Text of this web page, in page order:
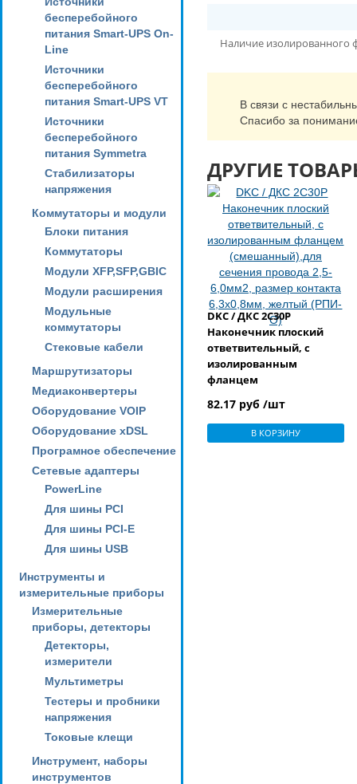
бесперебойного
питания Smart-UPS On-
Line
Источники
бесперебойного
питания Smart-UPS VT
Источники
бесперебойного
питания Symmetra
Стабилизаторы
напряжения
Коммутаторы и модули
Блоки питания
Коммутаторы
Модули XFP,SFP,GBIC
Модули расширения
Модульные
коммутаторы
Стековые кабели
Маршрутизаторы
Медиаконвертеры
Оборудование VOIP
Оборудование xDSL
Програмное обеспечение
Сетевые адаптеры
PowerLine
Для шины PCI
Для шины PCI-E
Для шины USB
Инструменты и
измерительные приборы
Измерительные
приборы, детекторы
Детекторы,
измерители
Мультиметры
Тестеры и пробники
напряжения
Токовые клещи
Инструмент, наборы
инструментов
Наличие изолированного
В связи с
Спасибо за
ДРУГИЕ
DKC / ДКС 2C30P
Наконечник плоский
ответвительный, с
изолированным
фланцем
сечения провода 2,5-
6,0мм2, размер контакта
6,3х0,8мм, желтый (РПИ-
82.17 руб /шт
В КОРЗИНУ